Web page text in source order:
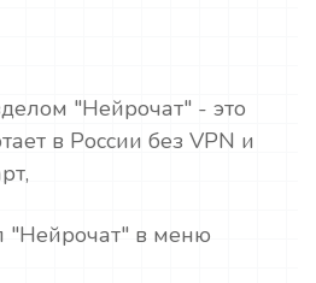
"Нейрочат" - это
в России без VPN и
"Нейрочат" в меню